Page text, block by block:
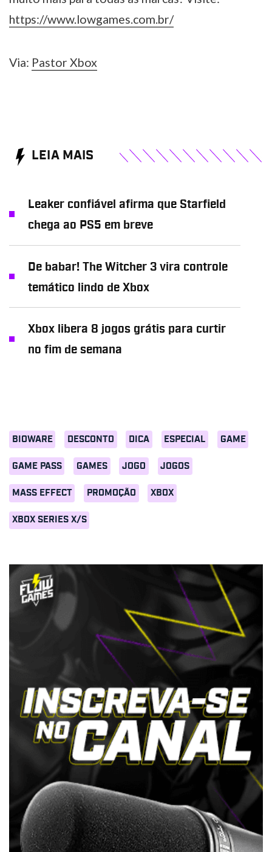
https://www.lowgames.com.br/
Via: Pastor Xbox
BIOWARE DESCONTO DICA ESPECIAL GAME
GAME PASS GAMES JOGO JOGOS
MASS EFFECT PROMOÇÃO XBOX
XBOX SERIES X/S
LEIA MAIS
Leaker confiável afirma que Starfield
chega ao PS5 em breve
De babar! The Witcher 3 vira controle
temático lindo de Xbox
Xbox libera 8 jogos grátis para curtir
no fim de semana